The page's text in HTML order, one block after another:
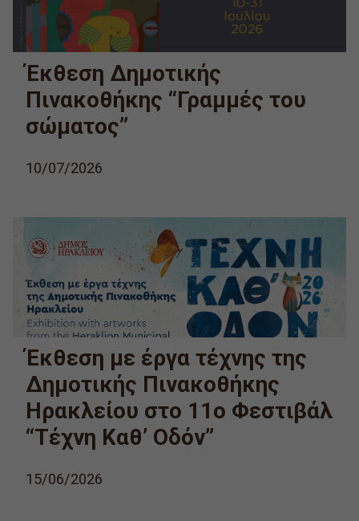
Έκθεση Δημοτικής
Πινακοθήκης “Γραμμές του
σώματος”
10/07/2026
Έκθεση με έργα τέχνης της
Δημοτικής Πινακοθήκης
Ηρακλείου στο 11ο Φεστιβάλ
“Τέχνη Καθ’ Οδόν”
15/06/2026